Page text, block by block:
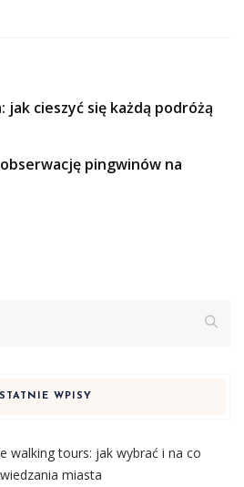
jak cieszyć się każdą podróżą
pingwinów na
WPISY
walking tours: jak wybrać i na co
miasta